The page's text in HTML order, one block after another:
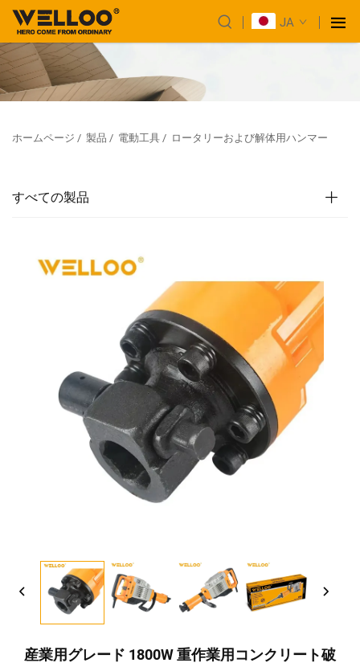
JA
ホームページ / 製品 / 電動工具 / ロータリーおよび解体用ハンマー
すべての製品
産業用グレード 1800W 重作業用コンクリート破